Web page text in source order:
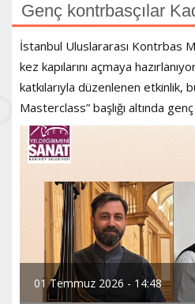
Genç kontrbasçılar
İstanbul Uluslararası Kontrbas
kez kapılarını açmaya
katkılarıyla düzenlenen etkinlik,
Masterclass” başlığı altında
01 Temmuz 2026 - 14:48